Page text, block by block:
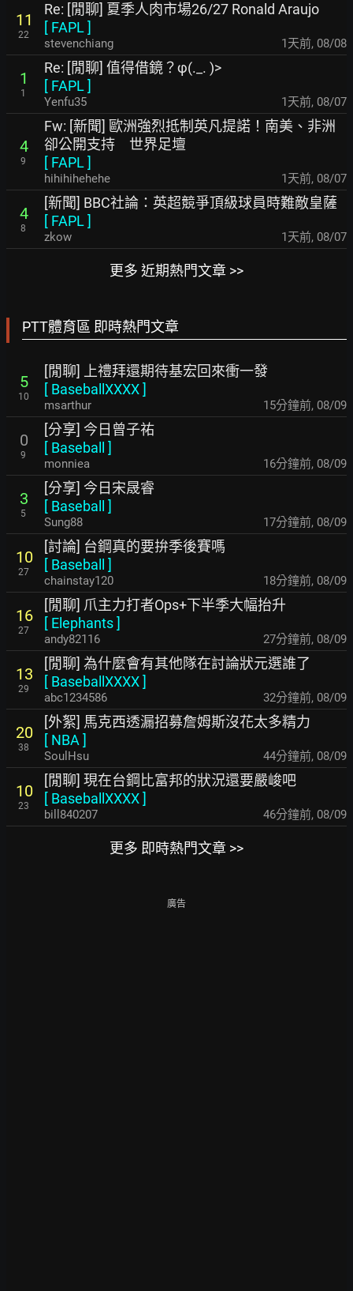
11
22
Re: [閒聊] 夏季人肉市場26/27 Ronald Araujo
[ FAPL ]
stevenchiang 1天前, 08/08
1
1
Re: [閒聊] 值得借鏡？φ(._. )>
[ FAPL ]
Yenfu35 1天前, 08/07
4
9
Fw: [新聞] 歐洲強烈抵制英凡提諾！南美、非洲
卻公開支持 世界足壇
[ FAPL ]
hihihihehehe 1天前, 08/07
4
8
[新聞] BBC社論：英超競爭頂級球員時難敵皇薩
[ FAPL ]
zkow 1天前, 08/07
更多 近期熱門文章 >>
PTT體育區 即時熱門文章
5
10
[閒聊] 上禮拜還期待基宏回來衝一發
[ BaseballXXXX]
msarthur 15分鐘前, 08/09
0
9
[分享] 今日曾子祐
[ Baseball ]
monniea 16分鐘前, 08/09
3
5
[分享] 今日宋晟睿
[ Baseball ]
Sung88 17分鐘前, 08/09
10
27
[討論] 台鋼真的要拚季後賽嗎
[ Baseball ]
chainstay120 18分鐘前, 08/09
16
27
[閒聊] 爪主力打者Ops+下半季大幅抬升
[ Elephants]
andy82116 27分鐘前, 08/09
13
29
[閒聊] 為什麼會有其他隊在討論狀元選誰了
[ BaseballXXXX]
abc1234586 32分鐘前, 08/09
20
38
[外絮] 馬克西透漏招募詹姆斯沒花太多精力
[ NBA ]
SoulHsu 44分鐘前, 08/09
10
23
[閒聊] 現在台鋼比富邦的狀況還要嚴峻吧
[ BaseballXXXX]
bill840207 46分鐘前, 08/09
更多 即時熱門文章 >>
廣告